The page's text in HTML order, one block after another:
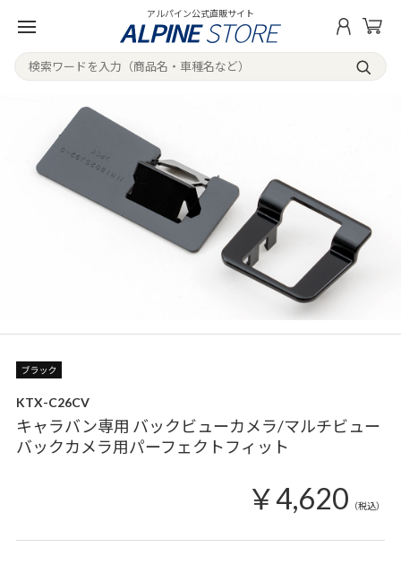
アルパイン公式直販サイト
KTX-C26CV
キャラバン専用 バックビューカメラ/マルチビュー
バックカメラ用パーフェクトフィット
￥4,620 （税込）